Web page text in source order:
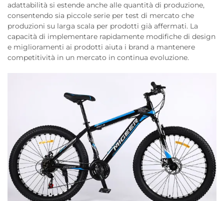
adattabilità si estende anche alle quantità di produzione,
consentendo sia piccole serie per test di mercato che
produzioni su larga scala per prodotti già affermati. La
capacità di implementare rapidamente modifiche di design
e miglioramenti ai prodotti aiuta i brand a mantenere
competitività in un mercato in continua evoluzione.